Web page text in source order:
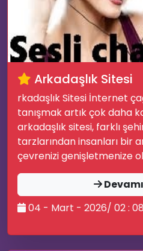
🎭
Arkadaşlık Sitesi
rkadaşlık Sitesi İnternet
tanışmak artık çok daha
arkadaşlık sitesi, farklı
tarzlarından insanları bir
çevrenizi genişletmenize
04 - Mart - 2026/ 02 :